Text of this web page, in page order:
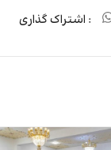
: اشتراک گذاری